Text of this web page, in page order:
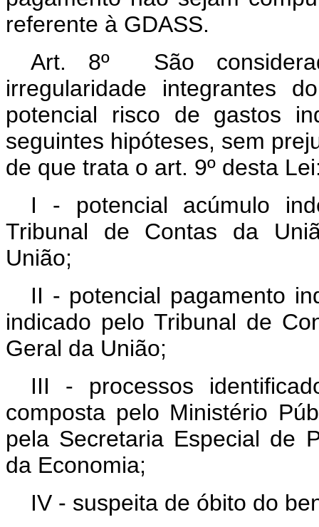
referente à GDASS.
Art. 8º São
irregularidade integrantes
potencial risco de gastos
seguintes hipóteses, sem
de que trata o art. 9º desta
I - potencial acúmulo
Tribunal de Contas da
União;
II - potencial pagamento
indicado pelo Tribunal de
Geral da União;
III - processos
composta pelo Ministério
pela Secretaria Especial de
da Economia;
IV - suspeita de óbito do